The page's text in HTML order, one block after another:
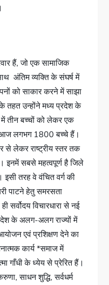
हैं, जो एक सामाजिक
अंतिम व्यक्ति के संघर्ष में
को साकार करने में साझा
तहत उन्होंने मध्य प्रदेश के
तीन बच्चों को लेकर एक
लगभग 1800 बच्चे हैं।
से लेकर राष्ट्रीय स्तर तक
इनमें सबसे महत्वपूर्ण है जिले
तरह वे वंचित वर्ग की
पाटने हेतु समरसता
सर्वोदय विचारधारा से नई
देश के अलग-अलग राज्यों में
एवं प्रशिक्षण देने का
कार्य *समाज में
गाँधी के ध्येय से प्रेरित हैं।
साधन शुद्धि, सर्वधर्म